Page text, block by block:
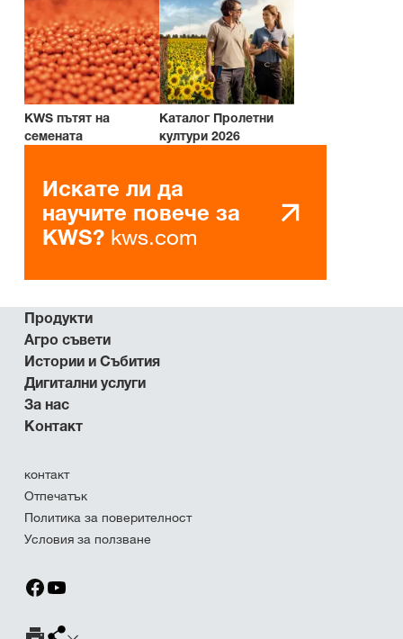
KWS пътят на
семената
Каталог Пролетни
култури 2026
Искате ли да
научите повече за
KWS? kws.com
Продукти
Агро съвети
Истории и Събития
Дигитални услуги
За нас
Контакт
контакт
Отпечатък
Политика за поверителност
Условия за ползване
Страница за печат